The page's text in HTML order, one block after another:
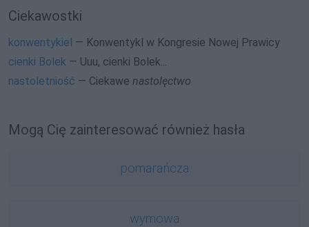
Ciekawostki
konwentykiel — Konwentykl w Kongresie Nowej Prawicy
cienki Bolek — Uuu, cienki Bolek...
nastoletniość — Ciekawe nastolęctwo
Mogą Cię zainteresować również hasła
pomarańcza
wymowa